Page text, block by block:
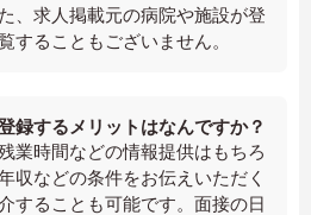
、求人掲載元の病院や施設が登
することもございません。
録するメリットはなんですか？
業時間などの情報提供はもちろ
収などの条件をお伝えいただく
することも可能です。面接の日